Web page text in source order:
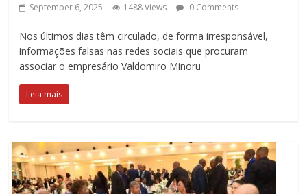
September 6, 2025 1488 Views 0 Comments
Nos últimos dias têm circulado, de forma irresponsável,
informações falsas nas redes sociais que procuram
associar o empresário Valdomiro Minoru
Leia mais